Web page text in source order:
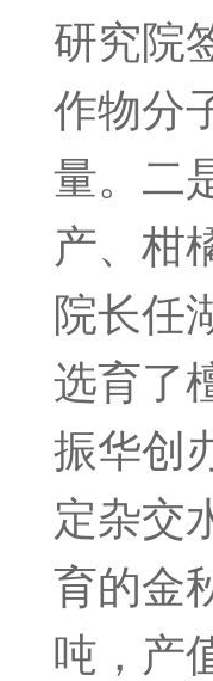
研究院
作物分
量。二
产、柑
院长任
选育了
振华创
定杂交
育的金
吨，产